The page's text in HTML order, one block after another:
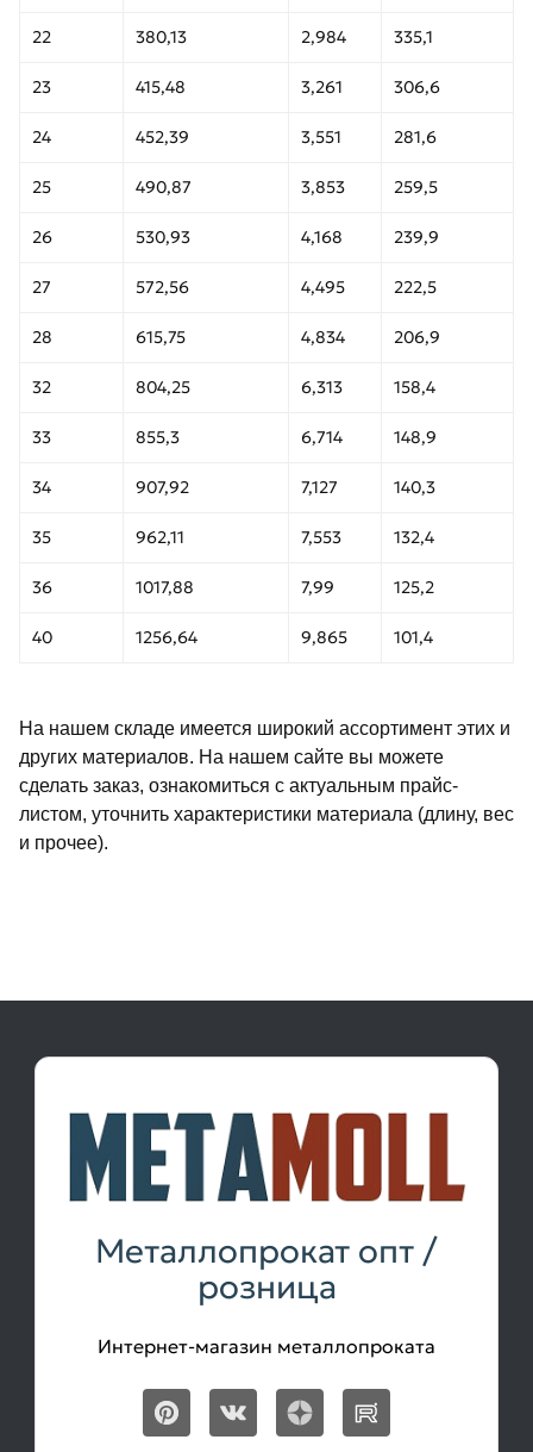
22 380,13 2,984 335,1
23 415,48 3,261 306,6
24 452,39 3,551 281,6
25 490,87 3,853 259,5
26 530,93 4,168 239,9
27 572,56 4,495 222,5
28 615,75 4,834 206,9
32 804,25 6,313 158,4
33 855,3 6,714 148,9
34 907,92 7,127 140,3
35 962,11 7,553 132,4
36 1017,88 7,99 125,2
40 1256,64 9,865 101,4
На нашем складе имеется широкий ассортимент этих и
других материалов. На нашем сайте вы можете
сделать заказ, ознакомиться с актуальным прайс-
листом, уточнить характеристики материала (длину, вес
и прочее).
Металлопрокат опт /
розница
Интернет-магазин металлопроката